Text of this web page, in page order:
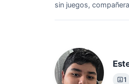
sin juegos,
1